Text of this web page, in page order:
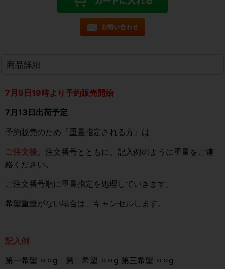
商品詳細
7月9日19時より予約販売開始
7月13日出荷予定
予約販売のため『重量指定される方』は
ご注文後、注文番号とともに、記入例のように重量をご連
絡ください。
ご注文番号順に重量指定を処理していきます。
希望重量がない場合は、キャンセルします。
記入例
第一希望 ⚪︎⚪︎g 第二希望 ⚪︎⚪︎g 第三希望 ⚪︎⚪︎g